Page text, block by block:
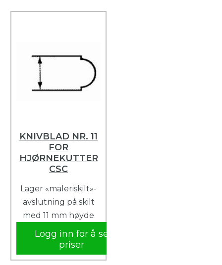
KNIVBLAD NR. 11
FOR
HJØRNEKUTTER
CSC
Lager «maleriskilt»-
avslutning på skilt
med 11 mm høyde
Logg inn for å se
priser